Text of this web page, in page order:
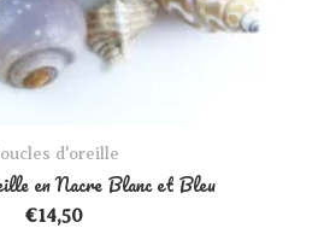
d'oreille
en Nacre Blanc et Bleu
€14,50